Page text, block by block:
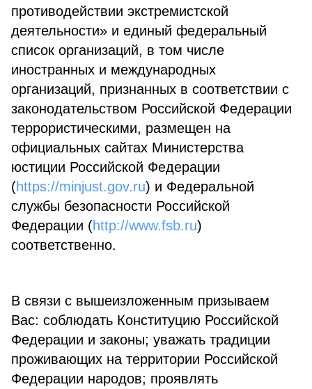
противодействии экстремистской
деятельности» и единый федеральный
список организаций, в том числе
иностранных и международных
организаций, признанных в соответствии с
законодательством Российской Федерации
террористическими, размещен на
официальных сайтах Министерства
юстиции Российской Федерации
(https://minjust.gov.ru) и Федеральной
службы безопасности Российской
Федерации (http://www.fsb.ru)
соответственно.
В связи с вышеизложенным призываем
Вас: соблюдать Конституцию Российской
Федерации и законы; уважать традиции
проживающих на территории Российской
Федерации народов; проявлять